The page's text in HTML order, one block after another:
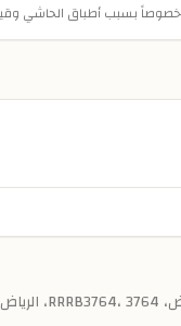
بسبب أطباق الحاشي